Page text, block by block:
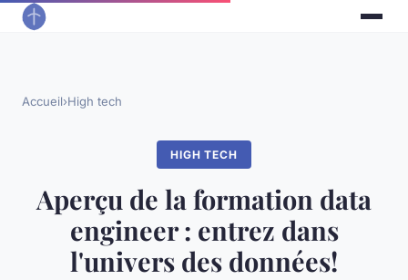
Accueil›High tech
HIGH TECH
Aperçu de la formation data
engineer : entrez dans
l'univers des données!